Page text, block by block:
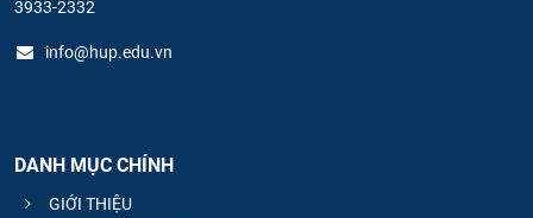
3933-2332
info@hup.edu.vn
DANH MỤC CHÍNH
GIỚI THIỆU